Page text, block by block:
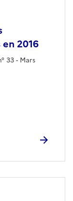
2016
33 - Mars